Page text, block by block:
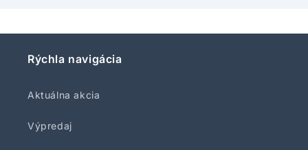
Rýchla navigácia
Aktuálna akcia
Výpredaj